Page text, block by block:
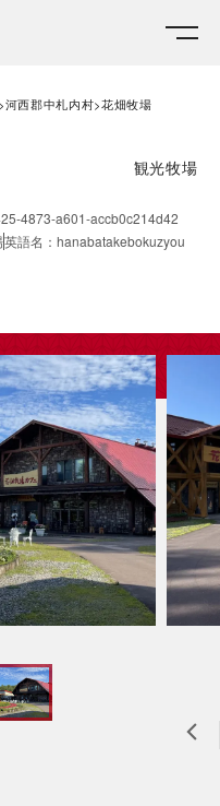
河西郡中札内村 花畑牧場
観光牧場
4873-a601-accb0c214d42
英語名 ： hanabatakebokuzyou